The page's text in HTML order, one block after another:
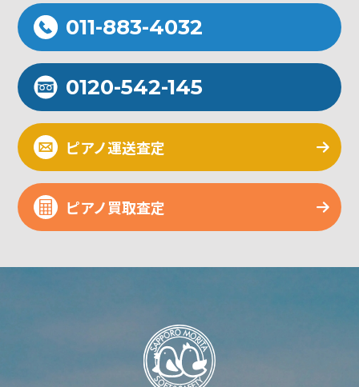
011-883-4032
0120-542-145
ピアノ運送査定
ピアノ買取査定